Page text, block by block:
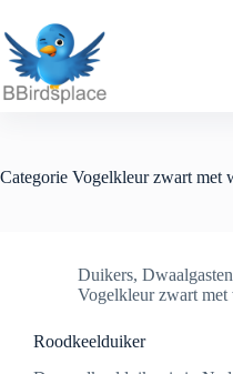
naar
de
inhoud
Categorie Vogelkleur zwart met
Duikers, Dwaalgasten
Vogelkleur zwart met
Roodkeelduiker